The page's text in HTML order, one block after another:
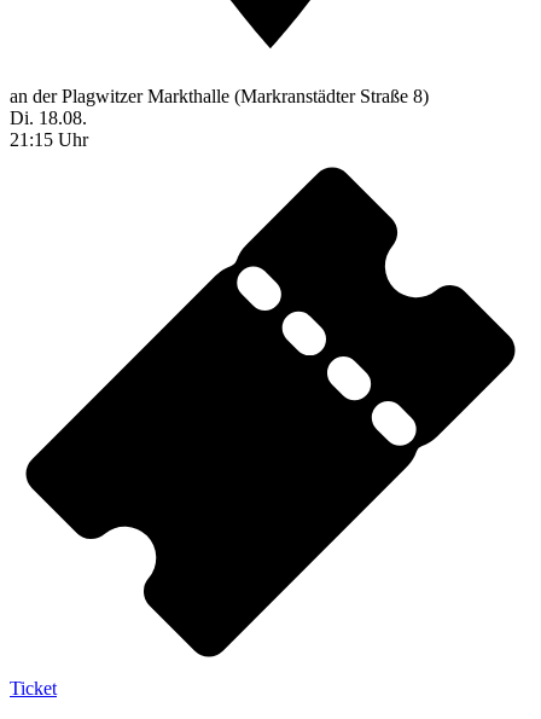
an der Plagwitzer Markthalle (Markranstädter Straße 8)
Di. 18.08.
21:15 Uhr
Ticket